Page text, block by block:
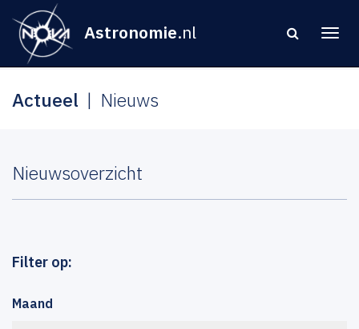
Astronomie.nl
Actueel Nieuws
Nieuwsoverzicht
Filter op:
Maand